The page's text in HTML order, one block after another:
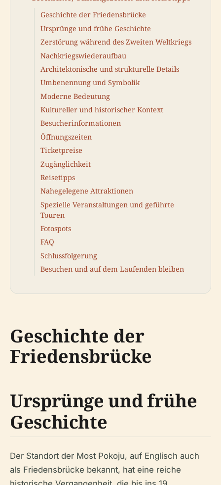
Geschichte der Friedensbrücke
Ursprünge und frühe Geschichte
Zerstörung während des Zweiten Weltkriegs
Nachkriegswiederaufbau
Architektonische und strukturelle Details
Umbenennung und Symbolik
Moderne Bedeutung
Kultureller und historischer Kontext
Besucherinformationen
Öffnungszeiten
Ticketpreise
Zugänglichkeit
Reisetipps
Nahegelegene Attraktionen
Spezielle Veranstaltungen und geführte
Touren
Fotospots
FAQ
Schlussfolgerung
Besuchen und auf dem Laufenden bleiben
Geschichte der
Friedensbrücke
Ursprünge und frühe
Geschichte
Der Standort der Most Pokoju, auf Englisch auch
als Friedensbrücke bekannt, hat eine reiche